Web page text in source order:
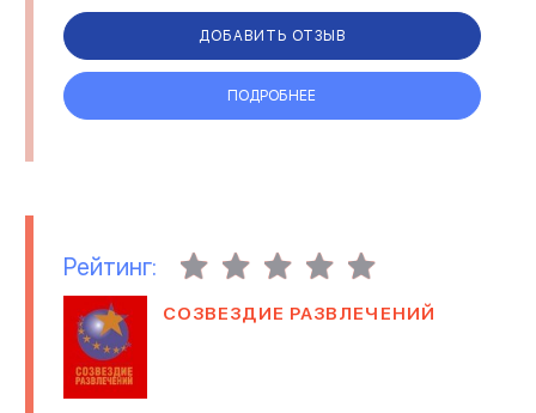
ДОБАВИТЬ ОТЗЫВ
ПОДРОБНЕЕ
Рейтинг:
СОЗВЕЗДИЕ РАЗВЛЕЧЕНИЙ